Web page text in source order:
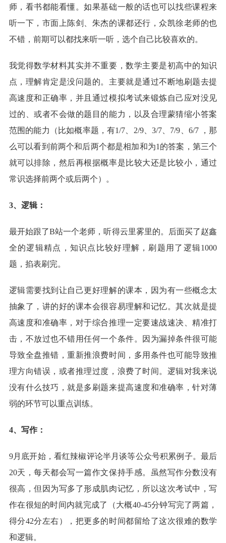
师，看书都能看懂。如果基础一般的话也可以找些课程来
听一下，市面上陈剑、朱杰的课都还行，众凯徐老师的也
不错，前期可以都找来听一听，选个自己比较喜欢的。
我觉得数学材料其实并不重要，数学主要是初高中的知识
点，理解肯定是没问题的。主要就是通过不断地刷题去提
高速度和正确率，并且通过模拟考试来锻炼自己应对没见
过的、或者不会做的题目的能力，以及合理蒙猜缩小答案
范围的能力（比如概率题，有1/7、2/9、3/7、7/9、6/7 ，那
么可以看到前两个和后两个都是相加和为1的答案，第三个
就可以排除，然后再根据概率是比较大还是比较小，通过
常识选择前两个或后两个）。
3、逻辑：
最开始跟了B站一个老师，听得云里雾里的。后面买了赵鑫
全的逻辑精点，知识点比较好理解，刷题用了逻辑1000
题，掐表刷完。
逻辑需要找到让自己更好理解的课本，因为有一些概念太
抽象了，讲的好的课本会很容易理解和记忆。其次就是提
高速度和准确率，对于综合推理一定要速战速决、精准打
击，不放过也不错用任何一个条件。因为漏掉条件很可能
导致全盘推错，重新推浪费时间，多用条件也可能导致推
理方向错误，或者推理过度，浪费了时间。逻辑对我来说
没有什么技巧，就是多刷题来提高速度和准确率，针对薄
弱的环节可以重点训练。
4、写作：
9月底开始，看红辣椒评论半月谈等公众号积累例子。最后
20天，每天都会写一篇作文保持手感。虽然写作分数没有
很高，但因为写多了形成肌肉记忆，所以这次考试中，写
作在很短的时间内就完成了（大概40-45分钟写完了两篇，
得分42分左右），把更多的时间都留给了这次很难的数学
和逻辑。